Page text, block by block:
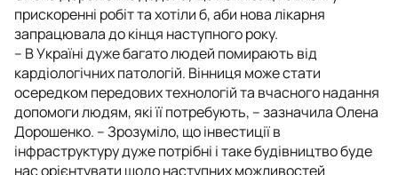
прискоренні робіт та хотіли б, аби нова лікарня
запрацювала до кінця наступного року.
– В Україні дуже багато людей помирають від
кардіологічних патологій. Вінниця може стати
осередком передових технологій та вчасного надання
допомоги людям, які її потребують, – зазначила Олена
Дорошенко. – Зрозуміло, що інвестиції в
інфраструктуру дуже потрібні і таке будівництво буде
нас орієнтувати щодо наступних можливостей